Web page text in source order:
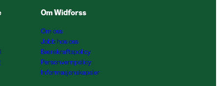
Om Widforss
Om oss
Jobb hos oss
Bærekraftspolicy
Personvernpolicy
Informasjonskapsler